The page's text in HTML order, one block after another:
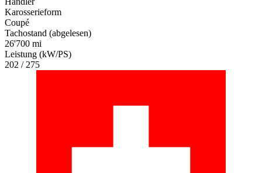
Karosserieform
Coupé
Tachostand (abgelesen)
26'700 mi
Leistung (kW/PS)
202 / 275